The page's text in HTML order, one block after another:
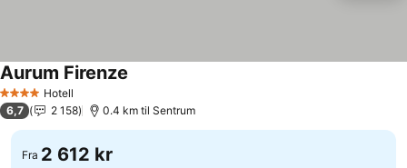
4 StjernerHotell
Aurum Firenze
6,7 2 158 0.4 km til Sentrum
Fra 2 612 kr